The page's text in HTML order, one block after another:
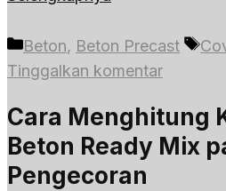
Kategori
Beton, Beton Precast
Tinggalkan komentar
Cara Menghitung
Beton Ready Mix
Pengecoran